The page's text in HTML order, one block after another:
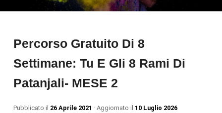
Percorso Gratuito Di 8
Settimane: Tu E Gli 8 Rami Di
Patanjali- MESE 2
Pubblicato il 26 Aprile 2021 · Aggiornato il 10 Luglio 2026